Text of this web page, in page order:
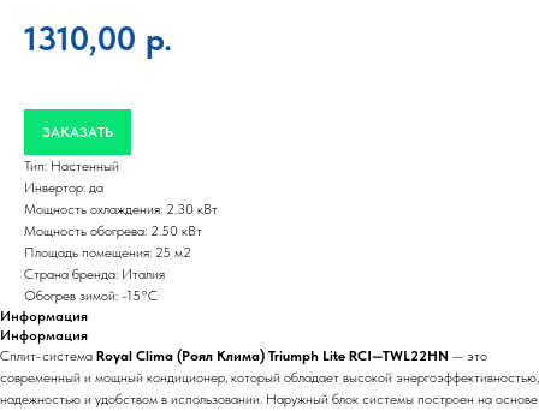
1310,00 р.
ЗАКАЗАТЬ
Тип: Настенный
Инвертор: да
Мощность охлаждения: 2.30 кВт
Мощность обогрева: 2.50 кВт
Площадь помещения: 25 м2
Страна бренда: Италия
Обогрев зимой: -15°С
Информация
Информация
Сплит-система Royal Clima (Роял Клима) Triumph Lite RCI—TWL22HN — это
современный и мощный кондиционер, который обладает высокой энергоэффективностью,
надежностью и удобством в использовании. Наружный блок системы построен на основе